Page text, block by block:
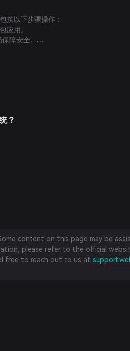
按以下步骤操作：
应用。
障安全。
法币购买，为钱包充值。
输入购买数量并确认订单。完成交易后，
？
content on this page may be
please refer to the official
free to reach out to us at